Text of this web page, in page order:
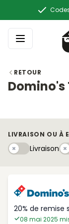
RETOUR
Domino's
LIVRAISON OU À
LivraisonLivraisonÀ
20% de remise
08 mai 2025